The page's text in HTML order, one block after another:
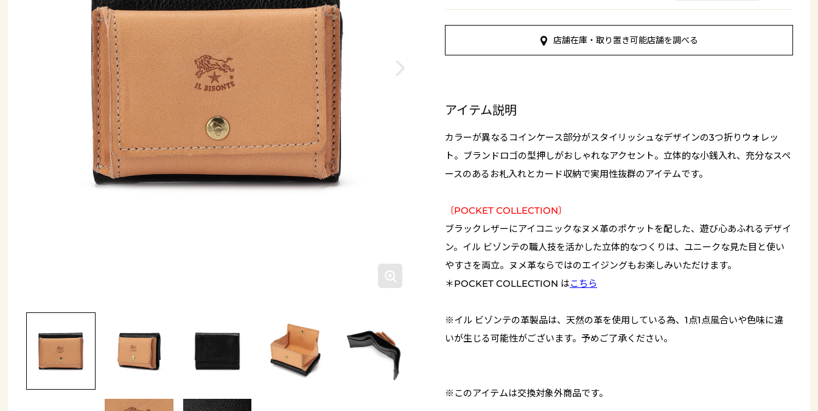
店舗在庫・取り置き可能店舗を調べる
アイテム説明
カラーが異なるコインケース部分がスタイリッシュなデザインの3つ折りウォレッ
ト。ブランドロゴの型押しがおしゃれなアクセント。立体的な小銭入れ、充分なスペ
ースのあるお札入れとカード収納で実用性抜群のアイテムです。
〔POCKET COLLECTION〕
ブラックレザーにアイコニックなヌメ革のポケットを配した、遊び心あふれるデザイ
ン。イル ビゾンテの職人技を活かした立体的なつくりは、ユニークな見た目と使い
やすさを両立。ヌメ革ならではのエイジングもお楽しみいただけます。
＊POCKET COLLECTION はこちら
※イル ビゾンテの革製品は、天然の革を使用している為、1点1点風合いや色味に違
いが生じる可能性がございます。予めご了承ください。
※このアイテムは交換対象外商品です。